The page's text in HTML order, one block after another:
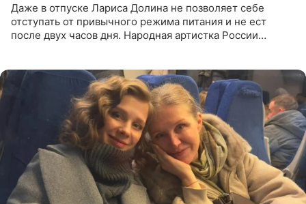
Даже в отпуске Лариса Долина не позволяет себе
отступать от привычного режима питания и не ест
после двух часов дня. Народная артистка России